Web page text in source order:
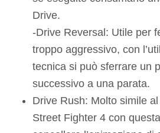
Drive.
-Drive Reversal: Utile per
troppo aggressivo, con
tecnica si può sferrare un
successivo a una parata.
Drive Rush: Molto simile
Street Fighter 4 con